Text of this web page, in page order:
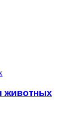
животных